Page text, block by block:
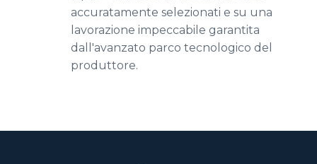
accuratamente selezionati e su una
lavorazione impeccabile garantita
dall'avanzato parco tecnologico del
produttore.